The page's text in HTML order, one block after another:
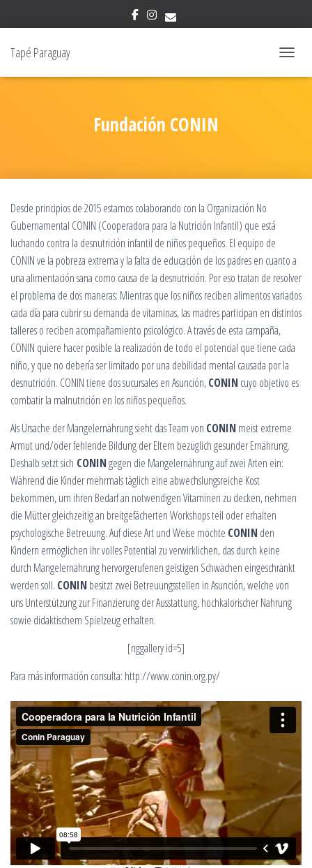
Tapé Paraguay
Fundación CONIN
Desde principios de 2015 estamos colaborando con la Organización No
Gubernamental CONIN (Cooperadora para la Nutrición Infantil) que está
luchando contra la desnutrición infantil de niños pequeños. El equipo de
CONIN ve la pobreza extrema y la falta de educación de los padres en cuanto a
una alimentación sana como causa de la desnutrición. Por eso tratan de resolver
el problema de dos maneras: Mientras que los niños reciben alimentos variados
cada día para cubrir su demanda de vitaminas, las madres participan en distintos
talleres o reciben acompañamiento psicológico. A través de esta campaña,
CONIN quiere hacer posible la realización de todo el potencial que tiene cada
niño, y que no debería ser limitado por una debilidad mental causada por la
desnutrición. CONIN tiene dos sucursales en Asunción,CONINcuyo objetivo es
combatir la malnutrición en los niños pequeños.
Als Ursache der Mangelernährung sieht das Team von CONINmeist extreme
Armut und/oder fehlende Bildung der Eltern bezüglich gesunder Ernährung.
Deshalb setzt sich CONINgegen die Mangelernährung auf zwei Arten ein:
Während die Kinder mehrmals täglich eine abwechslungsreiche Kost
bekommen, um ihren Bedarf an notwendigen Vitaminen zu decken, nehmen
die Mütter gleichzeitig an breitgefächerten Workshops teil oder erhalten
psychologische Betreuung. Auf diese Art und Weise möchte CONINden
Kindern ermöglichen ihr volles Potential zu verwirklichen, das durch keine
durch Mangelernährung hervorgerufenen geistigen Schwächen eingeschränkt
werden soll. CONINbesitzt zwei Betreuungsstellen in Asunción, welche von
uns Unterstützung zur Finanzierung der Ausstattung, hochkalorischer Nahrung
sowie didaktischem Spielzeug erhalten.
[nggallery id=5]
Para más información consulta: http://www.conin.org.py/